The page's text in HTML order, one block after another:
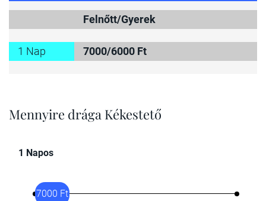
Felnőtt/Gyerek
1 Nap 7000/6000 Ft
Mennyire drága Kékestető
1 Napos
7000 Ft